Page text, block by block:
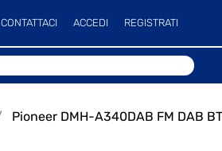
CONTATTACI ACCEDI REGISTRATI
Pioneer DMH-A340DAB FM DAB